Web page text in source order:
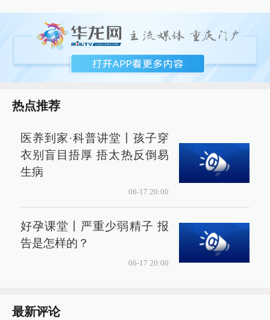
热点推荐
医养到家·科普讲堂丨孩子穿
衣别盲目捂厚 捂太热反倒易
生病
06-17 20:00
好孕课堂丨严重少弱精子 报
告是怎样的？
06-17 20:00
最新评论